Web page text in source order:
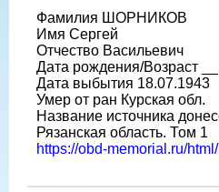
Фамилия ШОРНИКОВ
Имя Сергей
Отчество Васильевич
Дата рождения/Возраст
Дата выбытия 18.07.1943
Умер от ран Курская обл.
Название источника
Рязанская область. Том 1
https://obd-memorial.ru/